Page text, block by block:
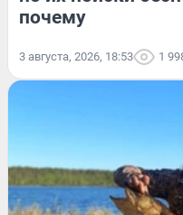
почему
3 августа, 2026, 18:53 1